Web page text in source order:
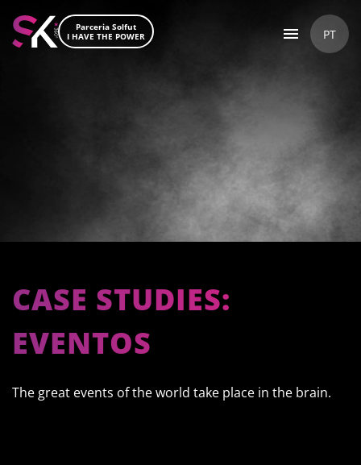
Parceria Solfut
I HAVE THE POWER
PT
CASE STUDIES:
EVENTOS
The great events of the world take place in the brain.